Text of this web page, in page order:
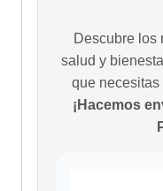
Descubre los
salud y
que necesitas
¡Hacemos